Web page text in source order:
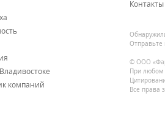
компаний
Контакты
Отправьте
© ООО
При любом
Все права